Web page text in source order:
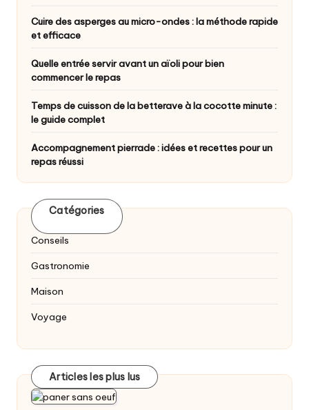
Cuire des asperges au micro-ondes : la méthode rapide
et efficace
Quelle entrée servir avant un aïoli pour bien
commencer le repas
Temps de cuisson de la betterave à la cocotte minute :
le guide complet
Accompagnement pierrade : idées et recettes pour un
repas réussi
Catégories
Conseils
Gastronomie
Maison
Voyage
Articles les plus lus